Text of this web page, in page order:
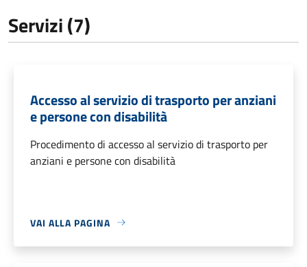
Servizi (7)
Accesso al servizio di trasporto per anziani
e persone con disabilità
Procedimento di accesso al servizio di trasporto per
anziani e persone con disabilità
VAI ALLA PAGINA